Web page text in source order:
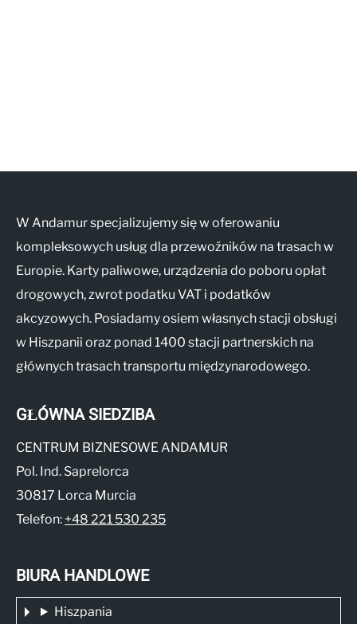
W Andamur specjalizujemy się w oferowaniu
kompleksowych usług dla przewoźników na trasach w
Europie. Karty paliwowe, urządzenia do poboru opłat
drogowych, zwrot podatku VAT i podatków
akcyzowych. Posiadamy osiem własnych stacji obsługi
w Hiszpanii oraz ponad 1400 stacji partnerskich na
głównych trasach transportu międzynarodowego.
GŁÓWNA SIEDZIBA
CENTRUM BIZNESOWE ANDAMUR
Pol. Ind. Saprelorca
30817 Lorca Murcia
Telefon: +48 221 530 235
BIURA HANDLOWE
Hiszpania